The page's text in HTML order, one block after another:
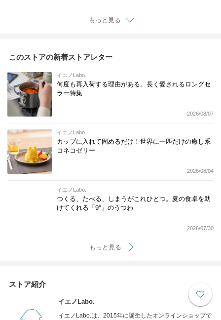
もっと見る
このストアの新着ストアレター
イエノLabo.
何度も再入荷する理由がある。長く愛されるロングセ
ラー特集
2026/08/07
イエノLabo.
カップに入れて固めるだけ！世界に一匹だけの癒し系
コネコゼリー
2026/08/04
イエノLabo.
つくる、たべる、しまうがこれひとつ。夏の食卓を助
けてくれる「9°」のうつわ
2026/07/30
もっと見る
ストア紹介
イエノLabo.
イエノLabo.は、2015年に誕生したオンラインショップで